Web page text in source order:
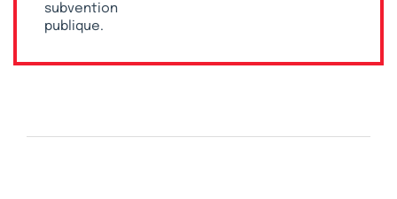
subvention
publique.